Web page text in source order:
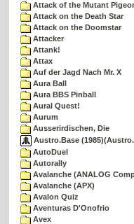
Attack of the Mutant
Attack on the Death Star
Attack on the Doomstar
Attacker
Attank!
Attax
Auf der Jagd Nach Mr. X
Aura Ball
Aura BBS Pinball
Aural Quest!
Aurum
Ausserirdischen, Die
Austro.Base
AutoDuel
Autorally
Avalanche (ANALOG
Avalanche (APX)
Avalon Quiz
Aventuras D'Onofrio
Avex